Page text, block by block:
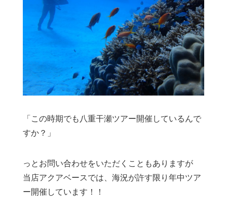
「この時期でも八重干瀬ツアー開催しているんで
すか？」
っとお問い合わせをいただくこともありますが
当店アクアベースでは、海況が許す限り年中ツア
ー開催しています！！